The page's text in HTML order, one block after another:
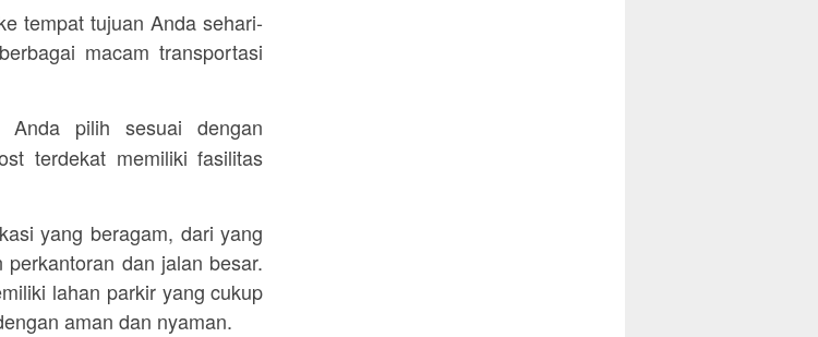
tempat tujuan Anda sehari-
macam transportasi
Anda pilih sesuai dengan
terdekat memiliki fasilitas
yang beragam, dari yang
dan jalan besar.
lahan parkir yang cukup
aman dan nyaman.